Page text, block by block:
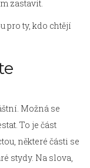
zastavit.
pro ty, kdo chtějí
Možná se
To je část
některé části se
stydy. Na slova,